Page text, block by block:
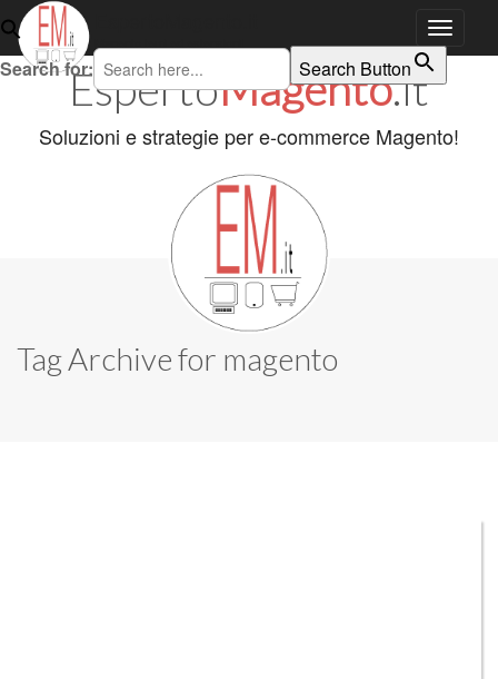
Search for: Search Button
Main menu
Skip to content
EspertoMagento.it
Soluzioni e strategie per e-commerce Magento!
Tag Archive for magento